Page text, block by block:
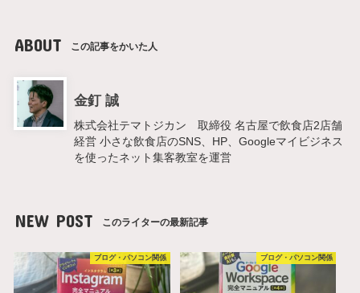
ABOUT この記事をかいた人
金釘 誠
株式会社テマトジカン 取締役 名古屋で飲食店2店舗
経営 小さな飲食店のSNS、HP、Googleマイビジネス
を使ったネット集客教室を運営
NEW POST このライターの最新記事
ブログ・パソコン関係 ブログ・パソコン関係